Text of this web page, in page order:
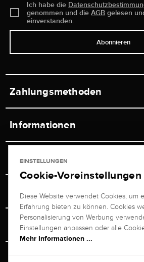
Ich habe die
genommen und dieAGB gelesen
einverstanden.
Abonnieren
Zahlungsmethoden
Informationen
Ladengeschäft
Versand & Zahlung
Ratgeber
Service
Newsletterabmeldung
Retouren-Service
Juwelier Brogle
Über uns
Unternehmen
Persönlicher Berater
EINSTELLUNGEN
Cookie-Voreinstellungen
Diese Website verwendet Cookies, um
Erfahrung bieten zu können. Cookies
Personalisierung von Werbung
Einstellungen anpassen oder alle
Mehr Informationen ...